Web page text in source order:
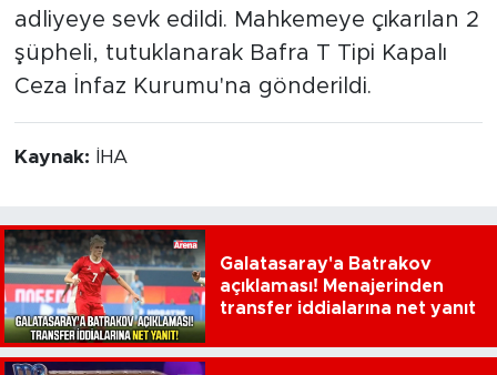
adliyeye sevk edildi. Mahkemeye çıkarılan 2
şüpheli, tutuklanarak Bafra T Tipi Kapalı
Ceza İnfaz Kurumu'na gönderildi.
Kaynak: İHA
Galatasaray'a Batrakov
açıklaması! Menajerinden
transfer iddialarına net yanıt